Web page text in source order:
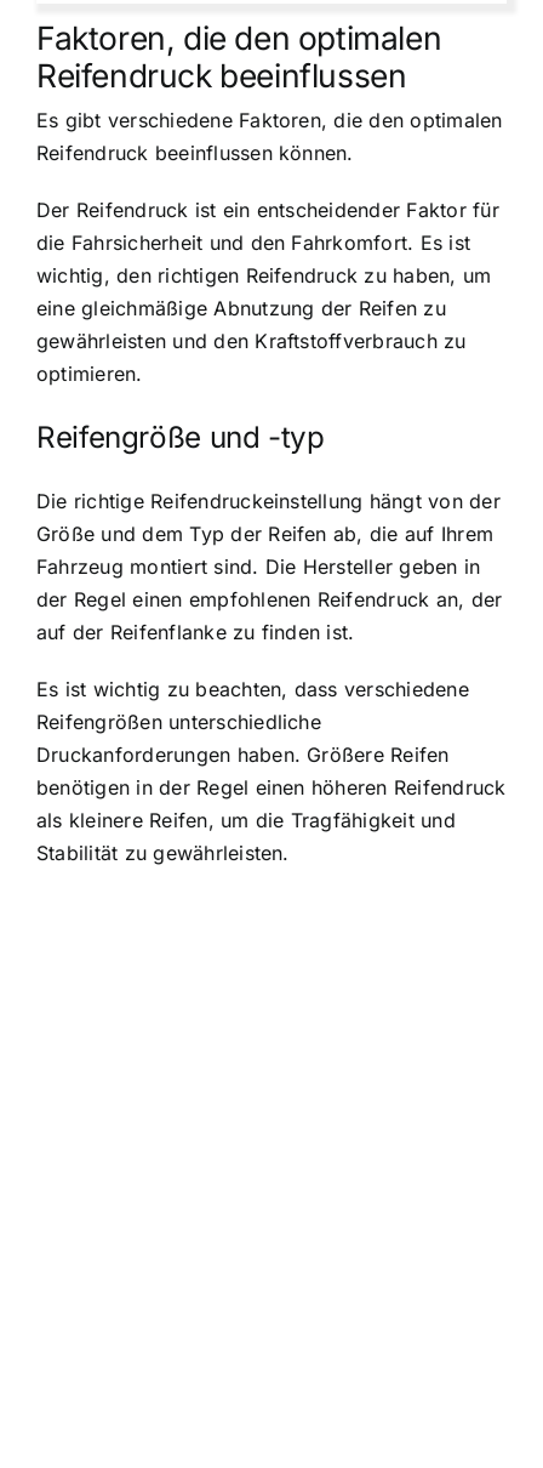
Faktoren, die den optimalen
Reifendruck beeinflussen
Es gibt verschiedene Faktoren, die den optimalen
Reifendruck beeinflussen können.
Der Reifendruck ist ein entscheidender Faktor für
die Fahrsicherheit und den Fahrkomfort. Es ist
wichtig, den richtigen Reifendruck zu haben, um
eine gleichmäßige Abnutzung der Reifen zu
gewährleisten und den Kraftstoffverbrauch zu
optimieren.
Reifengröße und -typ
Die richtige Reifendruckeinstellung hängt von der
Größe und dem Typ der Reifen ab, die auf Ihrem
Fahrzeug montiert sind. Die Hersteller geben in
der Regel einen empfohlenen Reifendruck an, der
auf der Reifenflanke zu finden ist.
Es ist wichtig zu beachten, dass verschiedene
Reifengrößen unterschiedliche
Druckanforderungen haben. Größere Reifen
benötigen in der Regel einen höheren Reifendruck
als kleinere Reifen, um die Tragfähigkeit und
Stabilität zu gewährleisten.